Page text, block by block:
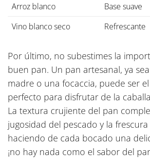
Arroz blanco
Base suave
Vino blanco seco
Refrescante
Por último, no subestimes la
buen pan. Un pan artesanal, ya
madre o una focaccia, puede ser
perfecto para disfrutar de la
La textura crujiente del pan
jugosidad del pescado y la
haciendo de cada bocado una
¡no hay nada como el sabor del